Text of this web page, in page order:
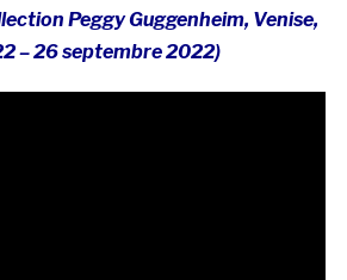
Peggy Guggenheim, Venise,
– 26 septembre 2022)